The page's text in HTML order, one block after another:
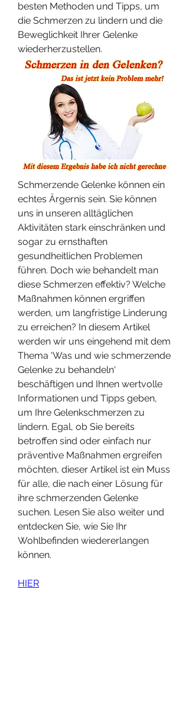
besten Methoden und Tipps, um
die Schmerzen zu lindern und die
Beweglichkeit Ihrer Gelenke
wiederherzustellen.
Schmerzende Gelenke können ein
echtes Ärgernis sein. Sie können
uns in unseren alltäglichen
Aktivitäten stark einschränken und
sogar zu ernsthaften
gesundheitlichen Problemen
führen. Doch wie behandelt man
diese Schmerzen effektiv? Welche
Maßnahmen können ergriffen
werden, um langfristige Linderung
zu erreichen? In diesem Artikel
werden wir uns eingehend mit dem
Thema 'Was und wie schmerzende
Gelenke zu behandeln'
beschäftigen und Ihnen wertvolle
Informationen und Tipps geben,
um Ihre Gelenkschmerzen zu
lindern. Egal, ob Sie bereits
betroffen sind oder einfach nur
präventive Maßnahmen ergreifen
möchten, dieser Artikel ist ein Muss
für alle, die nach einer Lösung für
ihre schmerzenden Gelenke
suchen. Lesen Sie also weiter und
entdecken Sie, wie Sie Ihr
Wohlbefinden wiedererlangen
können.
HIER